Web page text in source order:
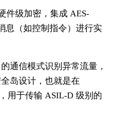
件级加密，集成 AES-
息（如控制指令）进行实
通信模式识别异常流量，
岛设计，也就是在
用于传输 ASIL-D 级别的